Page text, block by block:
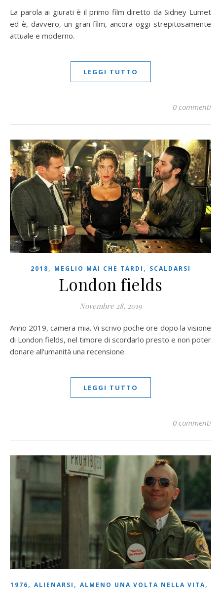
La parola ai giurati è il primo film diretto da Sidney Lumet
ed è, davvero, un gran film, ancora oggi strepitosamente
attuale e moderno.
LEGGI TUTTO
0 commenti
2018, MEGLIO MAI CHE TARDI , SCALDARSI
London fields
Novembre 28, 2019
Anno 2019, camera mia. Vi scrivo poche ore dopo la visione
di London fields, nel timore di scordarlo presto e non poter
donare all'umanità una recensione.
LEGGI TUTTO
0 commenti
1976, ALIENARSI , ALMENO UNA VOLTA NELLA VITA,